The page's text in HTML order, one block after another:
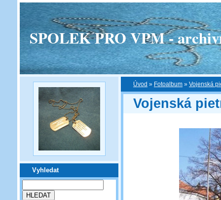
SPOLEK PRO VPM -
Vyhledat
Úvod » Fotoalbum » Vojenská
Vojenská